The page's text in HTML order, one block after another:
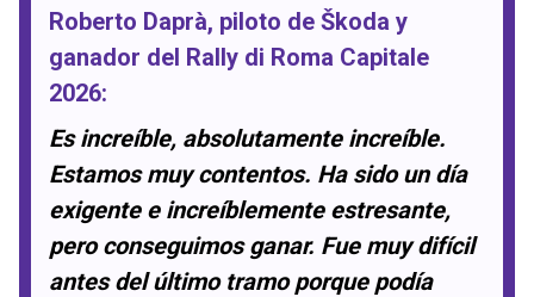
Roberto Daprà, piloto de Škoda y
ganador del Rally di Roma Capitale
2026:
Es increíble, absolutamente increíble.
Estamos muy contentos. Ha sido un día
exigente e increíblemente estresante,
pero conseguimos ganar. Fue muy difícil
antes del último tramo porque podía